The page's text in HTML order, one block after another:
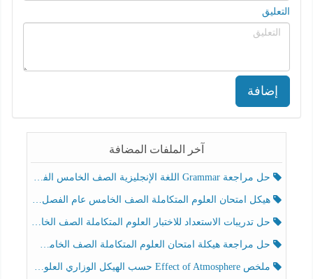
التعليق
إضافة
آخر الملفات المضافة
حل مراجعة Grammar اللغة الإنجليزية الصف الخامس الفصل الثالث
هيكل امتحان العلوم المتكاملة الصف الخامس عام الفصل الدراسي الثالث 2025-2026
حل تدريبات الاستعداد للاختبار العلوم المتكاملة الصف الخامس عام الفصل الثالث
حل مراجعة هيكلة امتحان العلوم المتكاملة الصف الخامس انسبير الفصل الثالث
ملخص Effect of Atmosphere حسب الهيكل الوزاري العلوم المتكاملة الصف الخامس انسبير الفصل الثالث